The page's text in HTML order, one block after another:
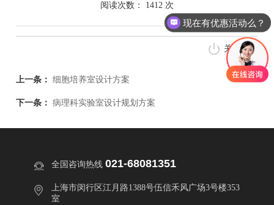
阅读次数： 1412次
关闭窗口
上一条： 细胞培养室设计方案
下一条： 病理科实验室设计规划方案
全国咨询热线 021-68081351
上海市闵行区江月路1388号伍信禾风广场3号楼353
室
现在有优惠活动么？